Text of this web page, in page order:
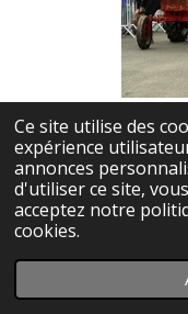
Ce site utilise des
expérience
annonces
d'utiliser ce site,
acceptez notre
cookies.